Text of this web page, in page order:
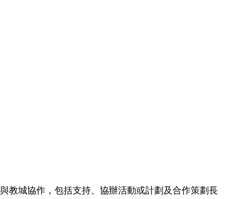
與教城協作，包括支持、協辦活動或計劃及合作策劃長